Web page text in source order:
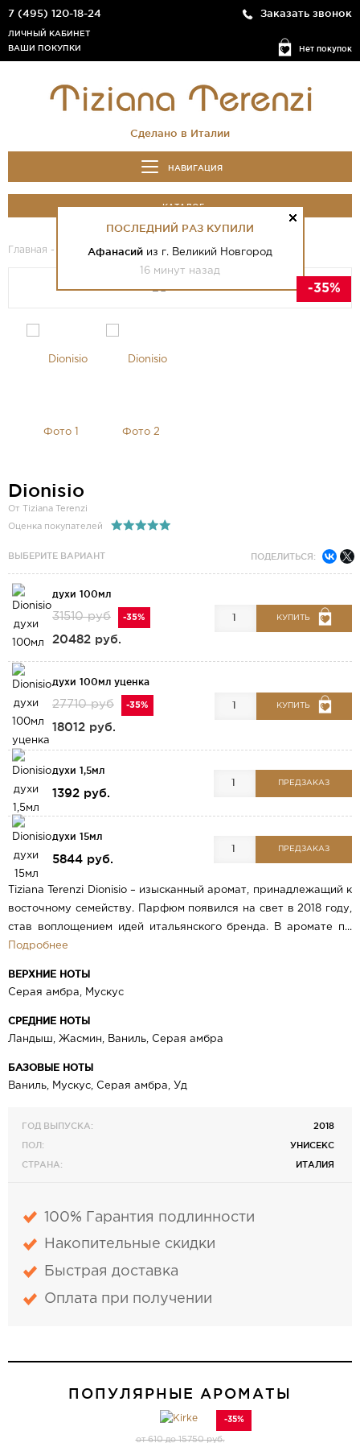
7 (495) 120-18-24 Заказать звонок
Нет покупок
ЛИЧНЫЙ КАБИНЕТ
ВАШИ ПОКУПКИ
Сделано в Италии
НАВИГАЦИЯ
КАТАЛОГ
Главная - Каталог - Dionisio
-35%
ПОСЛЕДНИЙ РАЗ КУПИЛИ
Афанасий из г. Великий Новгород
16 минут назад
Dionisio
От Tiziana Terenzi
Оценка покупателей
ВЫБЕРИТЕ ВАРИАНТ ПОДЕЛИТЬСЯ:
духи 100мл
31510 руб -35%
20482 руб.
КУПИТЬ
духи 100мл уценка
27710 руб -35%
18012 руб.
КУПИТЬ
духи 1,5мл
1392 руб.
ПРЕДЗАКАЗ
духи 15мл
5844 руб.
ПРЕДЗАКАЗ
Tiziana Terenzi Dionisio – изысканный аромат, принадлежащий к
восточному семейству. Парфюм появился на свет в 2018 году,
став воплощением идей итальянского бренда. В аромате п...
Подробнее
ВЕРХНИЕ НОТЫ
Серая амбра, Мускус
СРЕДНИЕ НОТЫ
Ландыш, Жасмин, Ваниль, Серая амбра
БАЗОВЫЕ НОТЫ
Ваниль, Мускус, Серая амбра, Уд
ГОД ВЫПУСКА:
2018
ПОЛ:
УНИСЕКС
СТРАНА:
ИТАЛИЯ
100% Гарантия подлинности
Накопительные скидки
Быстрая доставка
Оплата при получении
ПОПУЛЯРНЫЕ АРОМАТЫ
-35%
от 610 до 15750 руб.